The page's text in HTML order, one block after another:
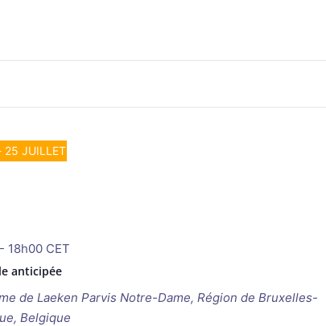
25 JUILLET
anticipée
18h00 CET
de Laeken Parvis Notre-Dame, Région de Bruxelles-
Belgique